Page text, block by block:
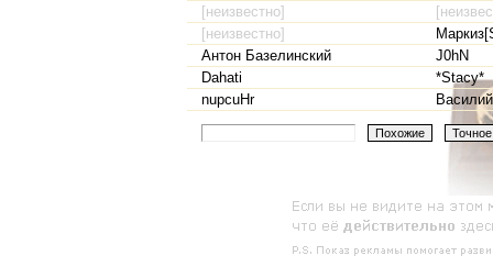
[неизвестно]
[неизвестно]
Антон Базелинский
J0hN
Dahati
*Stacy*
nupcuHr